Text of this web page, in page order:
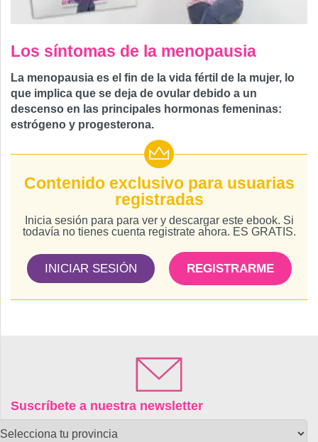
Los síntomas de la menopausia
La menopausia es el fin de la vida fértil de la mujer, lo
que implica que se deja de ovular debido a un
descenso en las principales hormonas femeninas:
estrógeno y progesterona.
Contenido exclusivo para usuarias
registradas
Inicia sesión para para ver y descargar este ebook. Si
todavía no tienes cuenta registrate ahora. ES GRATIS.
INICIAR SESIÓN REGISTRARME
Suscríbete a nuestra newsletter